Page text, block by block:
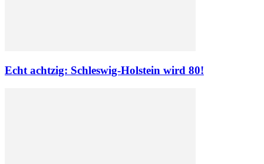
Echt achtzig: Schleswig-Holstein wird 80!